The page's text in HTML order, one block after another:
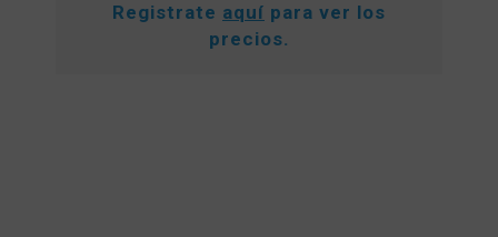
Registrate aquí para ver los
precios.